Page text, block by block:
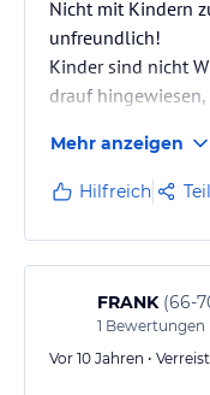
Nicht mit Kindern
unfreundlich!
Kinder sind nicht
drauf
nun mal nicht
Mehr anzeigen
Hilfreich
FRANK (66-
1 Bewertungen
Vor 10 Jahren •